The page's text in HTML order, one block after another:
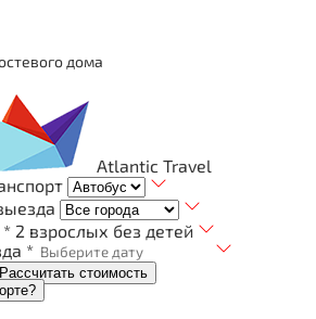
дома
Atlantic Travel
2 взрослых без детей
*
Рассчитать стоимость